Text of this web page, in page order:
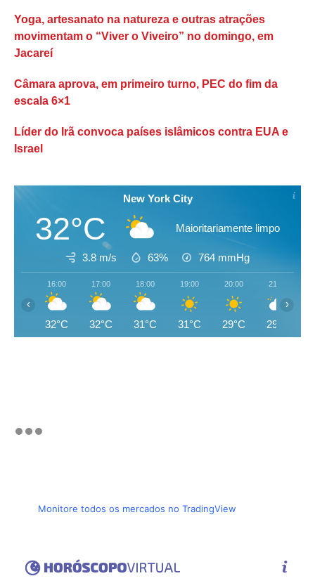
Yoga, artesanato na natureza e outras atrações
movimentam o “Viver o Viveiro” no domingo, em
Jacareí
Câmara aprova, em primeiro turno, PEC do fim da
escala 6×1
Líder do Irã convoca países islâmicos contra EUA e
Israel
New York City
32°C Maioritariamente limpo
3.8 m/s 63% 764 mmHg
16:00
32°C
17:00
32°C
18:00
31°C
19:00
31°C
20:00
29°C
21:00
29°C
‹ ›
Monitore todos os mercados no TradingView